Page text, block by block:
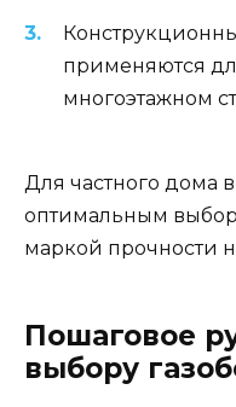
применяются
многоэтажном
Для частного дома
оптимальным
маркой прочности
Пошаговое
выбору